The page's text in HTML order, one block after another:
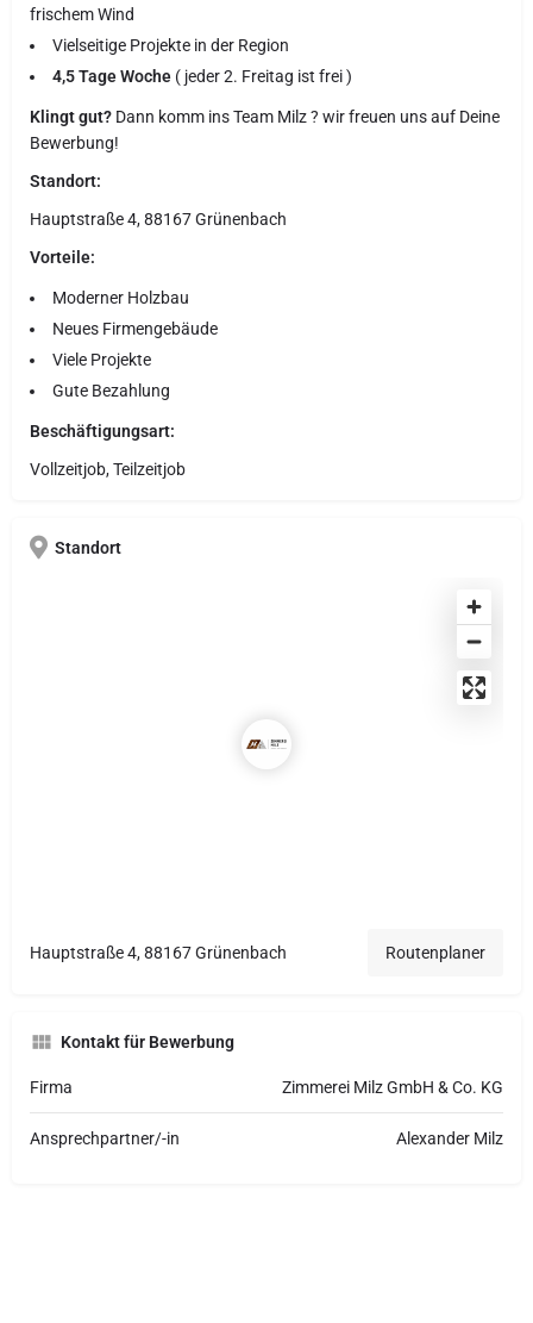
frischem Wind
Vielseitige Projekte in der Region
4,5 Tage Woche ( jeder 2. Freitag ist frei )
Klingt gut? Dann komm ins Team Milz ? wir freuen uns auf Deine
Bewerbung!
Standort:
Hauptstraße 4, 88167 Grünenbach
Vorteile:
Moderner Holzbau
Neues Firmengebäude
Viele Projekte
Gute Bezahlung
Beschäftigungsart:
Vollzeitjob, Teilzeitjob
Standort
Hauptstraße 4, 88167 Grünenbach Routenplaner
Kontakt für Bewerbung
Firma Zimmerei Milz GmbH & Co. KG
Ansprechpartner/-in Alexander Milz